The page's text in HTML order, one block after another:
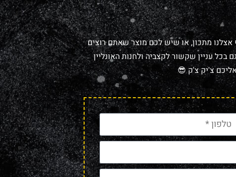
מתכון, או שיש לכם מוצר שאתם רוצים
עניין שקשור לקצביה ולחנות האונליין
צ'יק צ'ק 😎